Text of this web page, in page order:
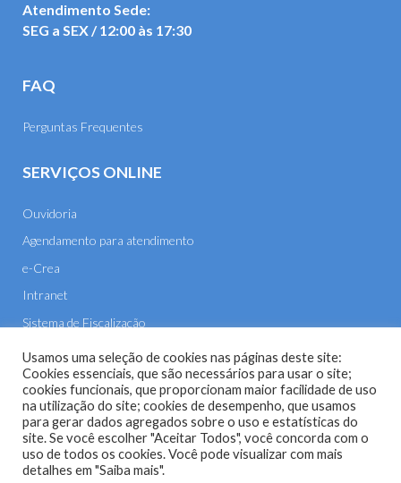
Atendimento Sede:
SEG a SEX / 12:00 às 17:30
FAQ
Perguntas Frequentes
SERVIÇOS ONLINE
Ouvidoria
Agendamento para atendimento
e-Crea
Intranet
Sistema de Fiscalização
E-mail
Site do Conselho Regional de Engenharia e Agronomia de
Usamos uma seleção de cookies nas páginas deste site:
Cookies essenciais, que são necessários para usar o site;
cookies funcionais, que proporcionam maior facilidade de uso
na utilização do site; cookies de desempenho, que usamos
para gerar dados agregados sobre o uso e estatísticas do
site. Se você escolher "Aceitar Todos", você concorda com o
uso de todos os cookies. Você pode visualizar com mais
detalhes em "Saiba mais".